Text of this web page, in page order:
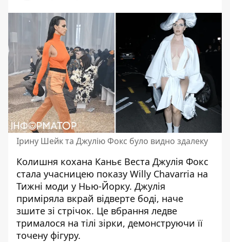
Ірину Шейк та Джулію Фокс було видно здалеку
Колишня кохана Каньє Веста Джулія Фокс
стала учасницею показу Willy Chavarria на
Тижні моди у Нью-Йорку. Джулія
приміряла вкрай відверте боді, наче
зшите зі стрічок. Це вбрання ледве
трималося на тілі зірки, демонструючи її
точену фігуру.